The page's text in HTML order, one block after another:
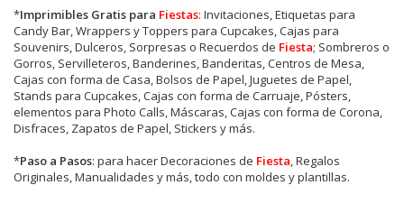
*Imprimibles Gratis para Fiestas: Invitaciones, Etiquetas para
Candy Bar, Wrappers y Toppers para Cupcakes, Cajas para
Souvenirs, Dulceros, Sorpresas o Recuerdos de Fiesta; Sombreros o
Gorros, Servilleteros, Banderines, Banderitas, Centros de Mesa,
Cajas con forma de Casa, Bolsos de Papel, Juguetes de Papel,
Stands para Cupcakes, Cajas con forma de Carruaje, Pósters,
elementos para Photo Calls, Máscaras, Cajas con forma de Corona,
Disfraces, Zapatos de Papel, Stickers y más.
*Paso a Pasos: para hacer Decoraciones de Fiesta, Regalos
Originales, Manualidades y más, todo con moldes y plantillas.